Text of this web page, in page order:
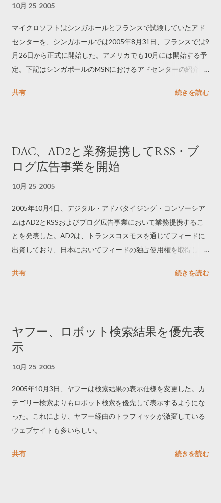
10月 25, 2005
マイクロソフトはシンガポールとフランスで試験していたアド
センターを、シンガポールでは2005年8月31日、フランスでは9
月26日から正式に開始した。アメリカでも10月には開始する予
定。下記はシンガポールのMSNにおけるアドセンターの紹介。
http://advertising.msn.com.sg/Home/default.aspx?pageid=276 -
共有 続きを読む
DAC、AD2と業務提携してRSS・ブ
ログ広告事業を開始
10月 25, 2005
2005年10月4日、デジタル・アドバタイジング・コンソーシア
ムはAD2とRSSおよびブログ広告事業において業務提携するこ
とを発表した。AD2は、トランスコスモスを通じてフィードに
出資しており、日本においてフィードの独占使用権を取得して
GMOアフィリエイトがフィードバーナーと日本のおける独占契
共有 続きを読む
ヤフー、ロボット検索結果を優先表
示
10月 25, 2005
2005年10月3日、ヤフーは検索結果の表示仕様を変更した。カ
テゴリー検索よりもロボット検索を優先して表示するようにな
った。これにより、ヤフー経由のトラフィックが激変している
ウェブサイトも多いらしい。
共有 続きを読む